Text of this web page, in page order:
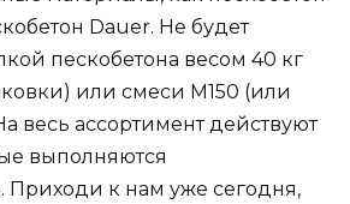
Dauer. Не будет
пескобетона весом 40 кг
или смеси М150 (или
весь ассортимент действуют
выполняются
Приходи к нам уже сегодня,